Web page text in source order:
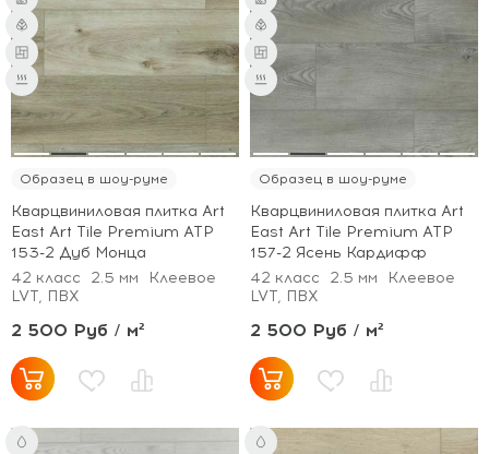
Образец в шоу-руме
Кварцвиниловая плитка Art
East Art Tile Premium ATP
153-2 Дуб Монца
42 класс
2.5 мм
Клеевое
LVT, ПВХ
2 500 Руб / м²
Образец в шоу-руме
Кварцвиниловая плитка Art
East Art Tile Premium ATP
157-2 Ясень Кардифф
42 класс
2.5 мм
Клеевое
LVT, ПВХ
2 500 Руб / м²